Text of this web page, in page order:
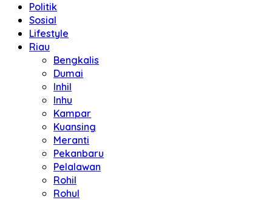
Politik
Sosial
Lifestyle
Riau
Bengkalis
Dumai
Inhil
Inhu
Kampar
Kuansing
Meranti
Pekanbaru
Pelalawan
Rohil
Rohul